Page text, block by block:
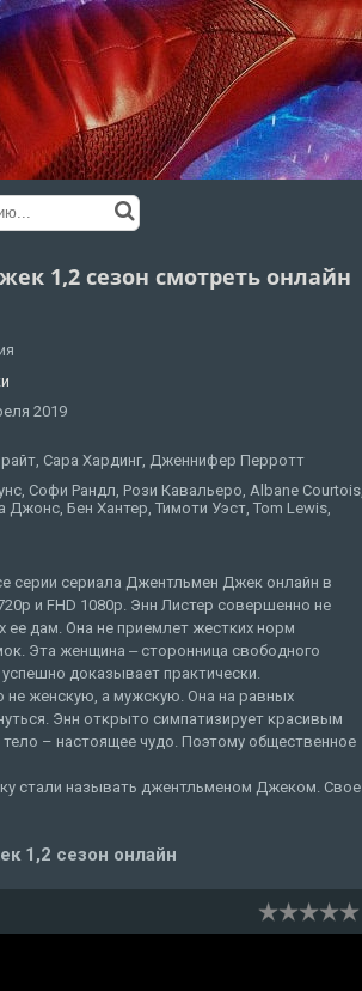
1,2 сезон смотреть онлайн
2019
Сара Хардинг, Дженнифер Перротт
Софи Рандл, Рози Кавальеро, Albane Courtois,
Бен Хантер, Тимоти Уэст, Tom Lewis,
серии сериала Джентльмен Джек онлайн в
и FHD 1080p. Энн Листер совершенно не
дам. Она не приемлет жестких норм
Эта женщина ‒ сторонница свободного
доказывает практически.
не женскую, а мужскую. Она на равных
Энн открыто симпатизирует красивым
– настоящее чудо. Поэтому общественное
стали называть джентльменом Джеком. Свое
1,2 сезон онлайн